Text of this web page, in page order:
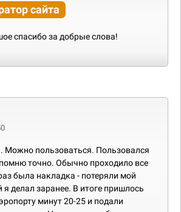
сайта
спасибо за добрые слова!
Можно пользоваться. Пользовался
точно. Обычно проходило все
была накладка - потеряли мой
я делал заранее. В итоге пришлось
минут 20-25 и подали